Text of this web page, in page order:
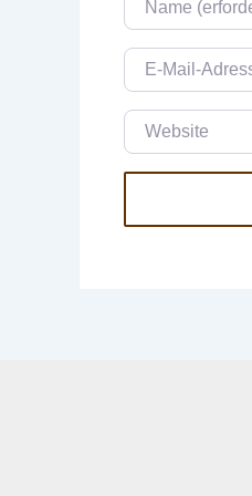
E-Mail
Website